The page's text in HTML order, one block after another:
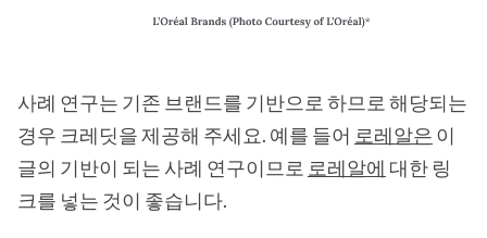
사례 연구는 기존 브랜드를 기반으로 하므로 해당되는
경우 크레딧을 제공해 주세요. 예를 들어 로레알은 이
글의 기반이 되는 사례 연구이므로 로레알에 대한 링
크를 넣는 것이 좋습니다.